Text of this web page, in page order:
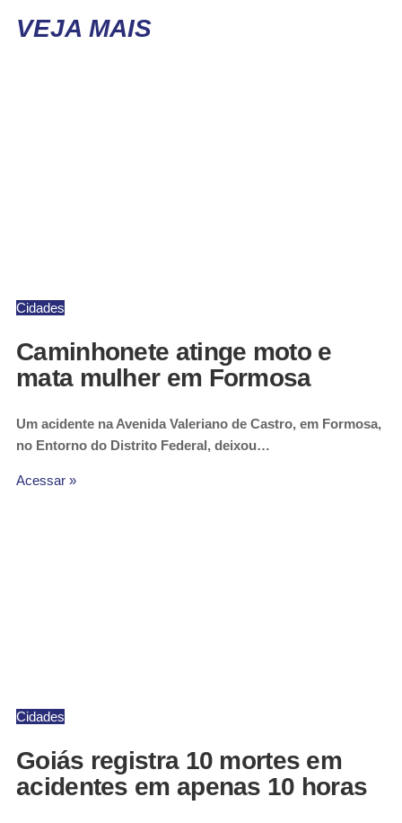
VEJA MAIS
Cidades
Caminhonete atinge moto e
mata mulher em Formosa
Um acidente na Avenida Valeriano de Castro, em Formosa,
no Entorno do Distrito Federal, deixou…
Acessar »
Cidades
Goiás registra 10 mortes em
acidentes em apenas 10 horas